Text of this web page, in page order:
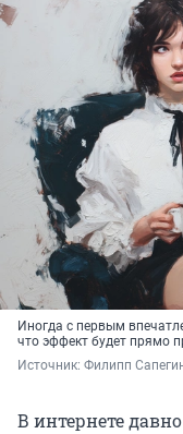
Иногда с первым
что эффект будет прямо
Источник: Филипп
В интернете